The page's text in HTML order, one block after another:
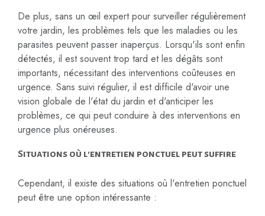
De plus, sans un œil expert pour surveiller régulièrement
votre jardin, les problèmes tels que les maladies ou les
parasites peuvent passer inaperçus. Lorsqu'ils sont enfin
détectés, il est souvent trop tard et les dégâts sont
importants, nécessitant des interventions coûteuses en
urgence. Sans suivi régulier, il est difficile d'avoir une
vision globale de l'état du jardin et d'anticiper les
problèmes, ce qui peut conduire à des interventions en
urgence plus onéreuses.
Situations où l'entretien ponctuel peut suffire
Cependant, il existe des situations où l'entretien ponctuel
peut être une option intéressante :